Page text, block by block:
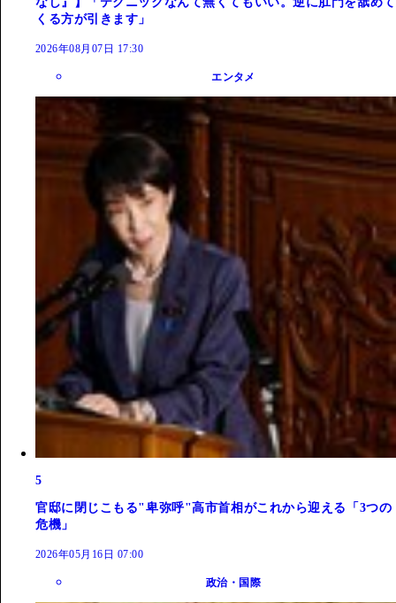
くる方が引きます」
2026年08月07日 17:30
エンタメ
5
官邸に閉じこもる"卑弥呼"高市首相がこれから迎える「3つの
危機」
2026年05月16日 07:00
政治・国際